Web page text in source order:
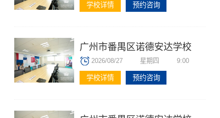
学校详情 预约咨询
广州市番禺区诺德安达学校
2026/08/27 星期四 9:00
学校详情 预约咨询